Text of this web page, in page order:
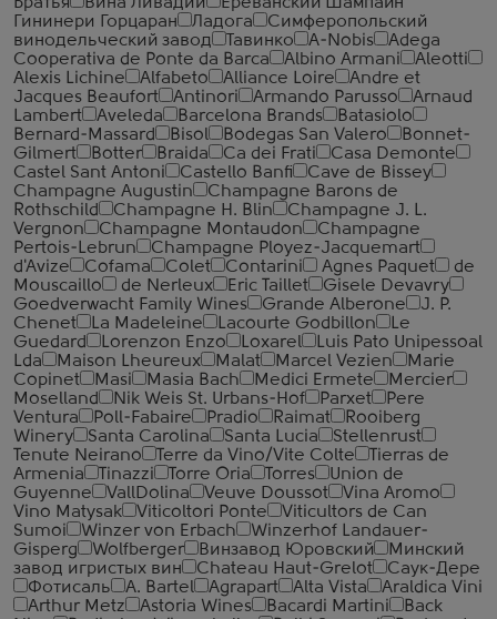
Гининери Горцаран
Ладога
Симферопольский
винодельческий завод
Тавинко A-Nobis
Adega
Cooperativa de Ponte da Barca
Albino Armani
Aleotti
Alexis Lichine
Alfabeto Alliance Loire
Andre et
Jacques Beaufort
Antinori Armando Parusso
Arnaud
Lambert
Aveleda Barcelona Brands
Batasiolo
Bernard-Massard
Bisol Bodegas San Valero
Bonnet-
Gilmert
Botter Braida Ca dei Frati
Casa Demonte
Castel Sant Antoni
Castello Banfi
Cave de Bissey
Champagne Augustin
Champagne Barons de
Rothschild
Champagne H. Blin
Champagne J. L.
Vergnon
Champagne Montaudon
Champagne
Pertois-Lebrun
Champagne Ployez-Jacquemart
d'Avize
Cofama Colet Contarini Agnes Paquet
de
Mouscaillo
de Nerleux Eric Taillet
Gisele Devavry
Goedverwacht Family Wines
Grande Alberone
J. P.
Chenet
La Madeleine Lacourte Godbillon
Le
Guedard
Lorenzon Enzo Loxarel
Luis Pato Unipessoal
Lda
Maison Lheureux Malat Marcel Vezien
Marie
Copinet
Masi Masia Bach Medici Ermete
Mercier
Moselland
Nik Weis St. Urbans-Hof Parxet
Pere
Ventura
Poll-Fabaire Pradio Raimat
Rooiberg
Winery
Santa Carolina Santa Lucia
Stellenrust
Tenute Neirano
Terre da Vino/Vite Colte
Tierras de
Armenia
Tinazzi Torre Oria Torres
Union de
Guyenne
VallDolina Veuve Doussot
Vina Aromo
Vino Matysak
Viticoltori Ponte
Viticultors de Can
Sumoi
Winzer von Erbach
Winzerhof Landauer-
Gisperg
Wolfberger Винзавод Юровский
Минский
завод игристых вин
Сhateau Haut-Grelot
Саук-Дере
Фотисаль
A. Bartel Agrapart Alta Vista
Araldica Vini
Arthur Metz
Astoria Wines Bacardi Martini
Back